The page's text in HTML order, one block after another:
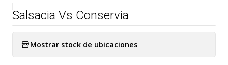
|
Salsacia Vs Conservia
Mostrar stock de ubicaciones